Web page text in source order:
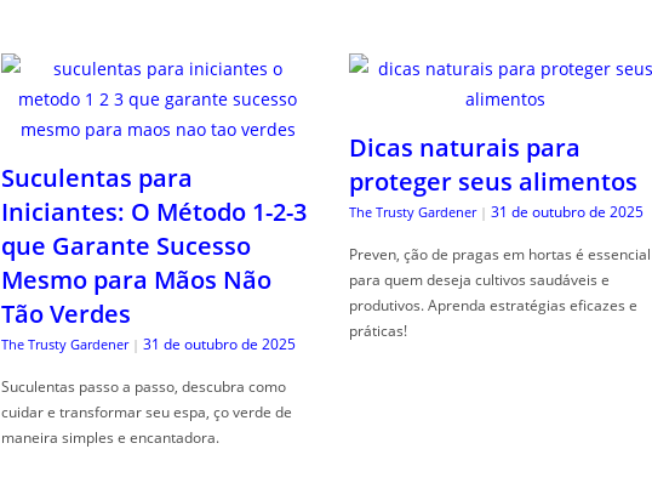
Suculentas para
Iniciantes: O Método 1-2-3
que Garante Sucesso
Mesmo para Mãos Não
Tão Verdes
The Trusty Gardener | 31 de outubro de 2025
Suculentas passo a passo, descubra como
cuidar e transformar seu espa, ço verde de
maneira simples e encantadora.
Dicas naturais para
proteger seus alimentos
The Trusty Gardener | 31 de outubro de 2025
Preven, ção de pragas em hortas é essencial
para quem deseja cultivos saudáveis e
produtivos. Aprenda estratégias eficazes e
práticas!